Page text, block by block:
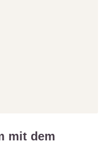
mit dem